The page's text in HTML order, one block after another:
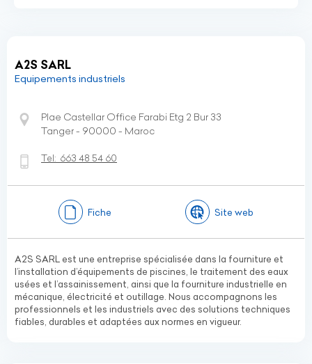
A2S SARL
Equipements industriels
Plae Castellar Office Farabi Etg 2 Bur 33
Tanger - 90000 - Maroc
Tel: 663 48 54 60
Fiche Site web
A2S SARL est une entreprise spécialisée dans la fourniture et
l’installation d’équipements de piscines, le traitement des eaux
usées et l’assainissement, ainsi que la fourniture industrielle en
mécanique, électricité et outillage. Nous accompagnons les
professionnels et les industriels avec des solutions techniques
fiables, durables et adaptées aux normes en vigueur.